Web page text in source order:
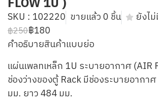
SKU : 102220 ขายแล้ว 0 ชิ้น ยังไ
฿250฿180
คำอธิบายสินค้าแบบย่อ
แผ่นเพลทเหล็ก 1U ระบายอากาศ (AIR
ช่องว่างของตู้ Rack มีช่องระบายอากา
มม. ยาว 484 มม.